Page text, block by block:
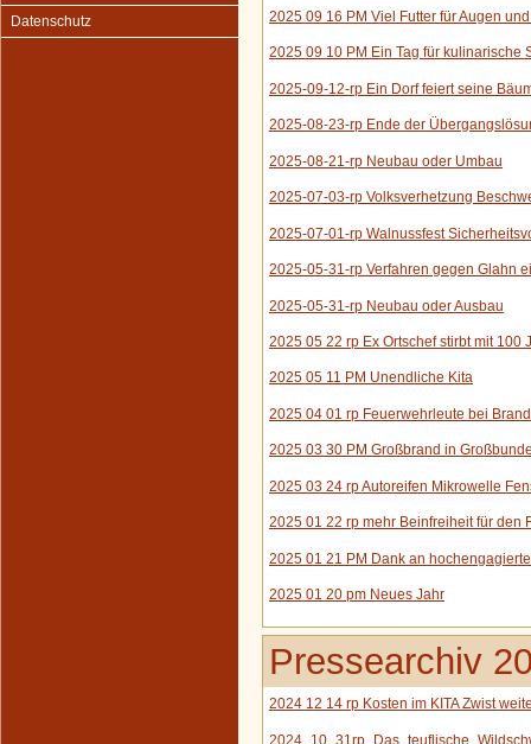
Datenschutz
2025 09 16 PM Viel Futter für Augen
2025 09 10 PM Ein Tag für kulinarische
2025-09-12-rp Ein Dorf feiert seine
2025-08-23-rp Ende der
2025-08-21-rp Neubau oder Umbau
2025-07-03-rp Volksverhetzung
2025-07-01-rp Walnussfest
2025-05-31-rp Verfahren gegen Glahn
2025-05-31-rp Neubau oder Ausbau
2025 05 22 rp Ex Ortschef stirbt mit 100
2025 05 11 PM Unendliche Kita
2025 04 01 rp Feuerwehrleute bei
2025 03 30 PM Großbrand in
2025 03 24 rp Autoreifen Mikrowelle
2025 01 22 rp mehr Beinfreiheit für den
2025 01 21 PM Dank an
2025 01 20 pm Neues Jahr
Pressearchiv
2024 12 14 rp Kosten im KITA Zwist